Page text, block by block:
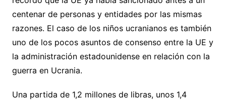
centenar de personas y entidades por las mismas
razones. El caso de los niños ucranianos es también
uno de los pocos asuntos de consenso entre la UE y
la administración estadounidense en relación con la
guerra en Ucrania.
Una partida de 1,2 millones de libras, unos 1,4